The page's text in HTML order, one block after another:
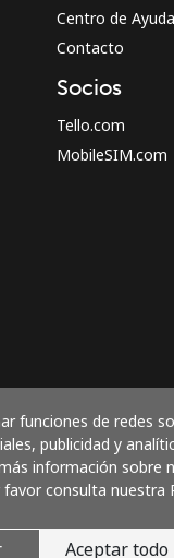
funciones de redes
publicidad y
información sobre
consulta nuestra
Aceptar todo
Centro de Ayuda
Contacto
Socios
Tello.com
MobileSIM.com